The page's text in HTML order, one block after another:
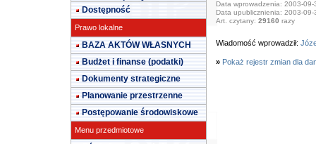
Dostępność
Prawo lokalne
BAZA AKTÓW WŁASNYCH
Budżet i finanse (podatki)
Dokumenty strategiczne
Planowanie przestrzenne
Postępowanie środowiskowe
Menu przedmiotowe
Data wprowadzenia: 2003-09-
Data upublicznienia: 2003-09-
Art. czytany: 29160 razy
Wiadomość wprowadził:
» Pokaż rejestr zmian dla